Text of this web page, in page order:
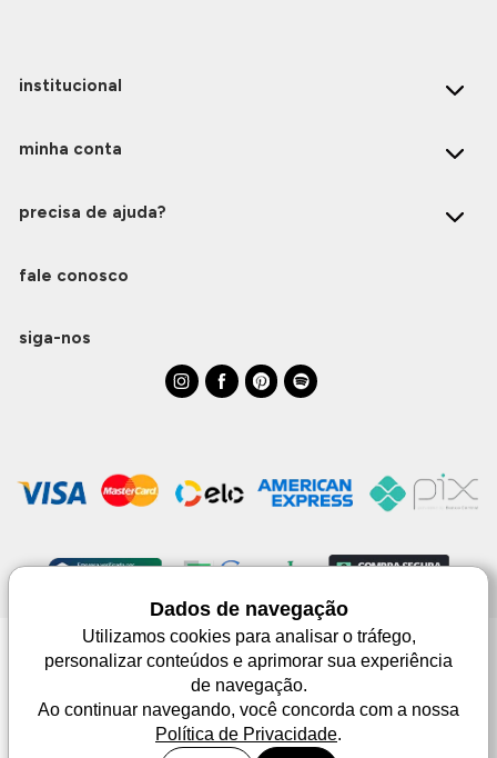
institucional
minha conta
precisa de ajuda?
fale conosco
siga-nos
Monjuá | CNPJ 98.102.650/0083-99 | Av. Júlio de Castilhos, 1553 - 02 - Três
Passos | © Todos os direitos reservados
As imagens aqui apresentadas são meramente lustrativas, podendo haver
diferença de tonalidade dependendo do monitor.
Dados de navegação
Utilizamos cookies para analisar o tráfego,
personalizar conteúdos e aprimorar sua experiência
de navegação.
Ao continuar navegando, você concorda com a nossa
Política de Privacidade.